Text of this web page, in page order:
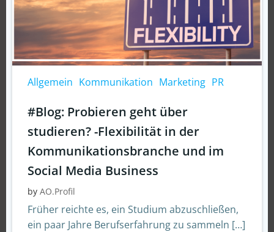
Allgemein Kommunikation Marketing PR
#Blog: Probieren geht über
studieren? -Flexibilität in der
Kommunikationsbranche und im
Social Media Business
by AO.Profil
Früher reichte es, ein Studium abzuschließen,
ein paar Jahre Berufserfahrung zu sammeln […]